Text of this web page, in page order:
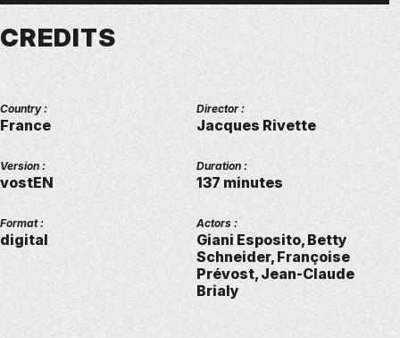
CREDITS
Country :
France
Director :
Jacques Rivette
Version :
vostEN
Duration :
137 minutes
Format :
digital
Actors :
Giani Esposito, Betty
Schneider, Françoise
Prévost, Jean-Claude
Brialy